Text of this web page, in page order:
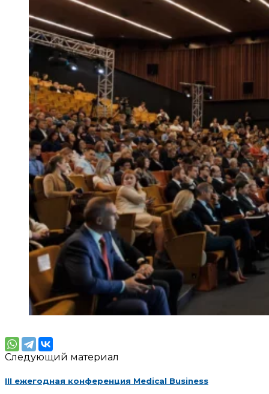
Следующий материал
III ежегодная конференция Medical Business